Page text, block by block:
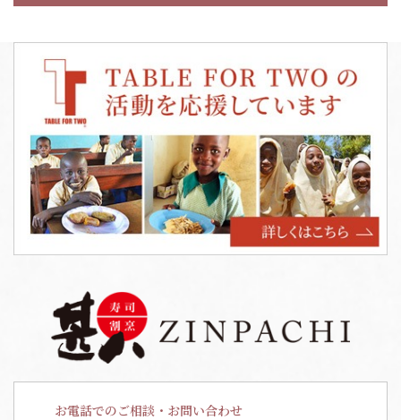
お電話でのご相談・お問い合わせ